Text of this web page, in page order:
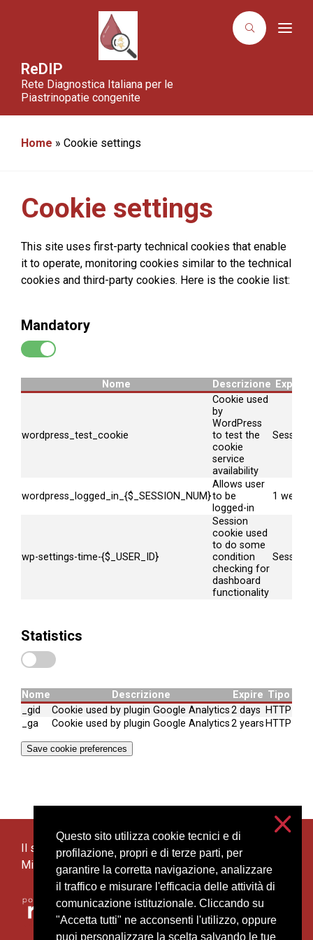
Questo sito utilizza cookie tecnici e di
profilazione, propri e di terze parti, per
garantire la corretta navigazione, analizzare
il traffico e misurare l'efficacia delle attività di
comunicazione istituzionale. Cliccando su
"Accetta tutti" ne acconsenti l'utilizzo, oppure
puoi personalizzare la scelta salvando le tue
ReDIP
Rete Diagnostica Italiana per le
Piastrinopatie congenite
T
v
Home » Cookie settings
Cookie settings
This site uses first-party technical cookies that enable
it to operate, monitoring cookies similar to the technical
cookies and third-party cookies. Here is the cookie list:
Mandatory
Nome Descrizione Expire
wordpress_test_cookie
Cookie used
by
WordPress
to test the
cookie
service
availability
Session
wordpress_logged_in_{$_SESSION_NUM}
Allows user
to be
logged-in
1 week
wp-settings-time-{$_USER_ID}
Session
cookie used
to do some
condition
checking for
dashboard
functionality
Session
Statistics
Nome Descrizione Expire Tipo
_gid
Cookie used by plugin Google Analytics2 days HTTP
_ga
Cookie used by plugin Google Analytics2 years HTTP
Save cookie preferences
Il sito è gestito e ospitato dall’Università degli Studi di
Milano